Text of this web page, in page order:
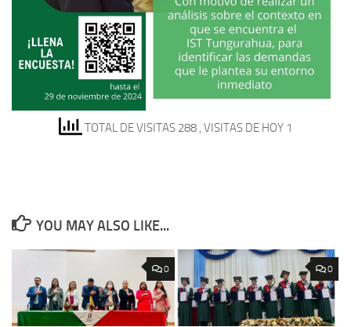
TOTAL DE VISITAS 288 , VISITAS DE HOY 1
YOU MAY ALSO LIKE...
0 0